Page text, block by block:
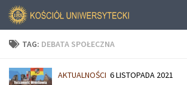
TAG: DEBATA SPOŁECZNA
AKTUALNOŚCI 6 LISTOPADA 2021